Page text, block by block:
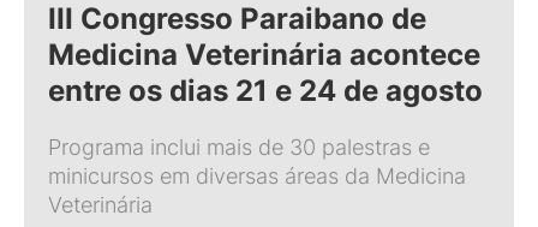
III Congresso Paraibano de
Medicina Veterinária acontece
entre os dias 21 e 24 de agosto
Programa inclui mais de 30 palestras e
minicursos em diversas áreas da Medicina
Veterinária